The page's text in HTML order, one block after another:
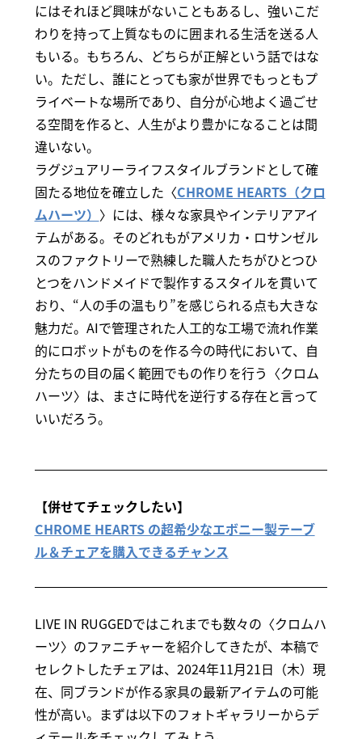
にはそれほど興味がないこともあるし、強いこだ
わりを持って上質なものに囲まれる生活を送る人
もいる。もちろん、どちらが正解という話ではな
い。ただし、誰にとっても家が世界でもっともプ
ライベートな場所であり、自分が心地よく過ごせ
る空間を作ると、人生がより豊かになることは間
違いない。
ラグジュアリーライフスタイルブランドとして確
固たる地位を確立した〈CHROME HEARTS（クロ
ムハーツ） 〉には、様々な家具やインテリアアイ
テムがある。そのどれもがアメリカ・ロサンゼル
スのファクトリーで熟練した職人たちがひとつひ
とつをハンドメイドで製作するスタイルを貫いて
おり、“人の手の温もり”を感じられる点も大きな
魅力だ。AIで管理された人工的な工場で流れ作業
的にロボットがものを作る今の時代において、自
分たちの目の届く範囲でもの作りを行う〈クロム
ハーツ〉は、まさに時代を逆行する存在と言って
いいだろう。
【併せてチェックしたい】
CHROME HEARTS の超希少なエボニー製テーブ
ル＆チェアを購入できるチャンス
LIVE IN RUGGEDではこれまでも数々の〈クロムハ
ーツ〉のファニチャーを紹介してきたが、本稿で
セレクトしたチェアは、2024年11月21日（木）現
在、同ブランドが作る家具の最新アイテムの可能
性が高い。まずは以下のフォトギャラリーからデ